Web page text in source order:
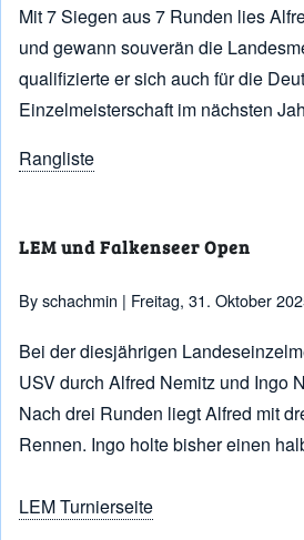
Mit 7 Siegen aus 7 Runden lies
und gewann souverän die
qualifizierte er sich auch für die
Einzelmeisterschaft im nächsten
Rangliste
LEM und Falkenseer Open
Byschachmin | Freitag, 31. Oktober
Bei der diesjährigen
USV durch Alfred Nemitz und Ingo
Nach drei Runden liegt Alfred mit
Rennen. Ingo holte bisher einen
LEM Turnierseite